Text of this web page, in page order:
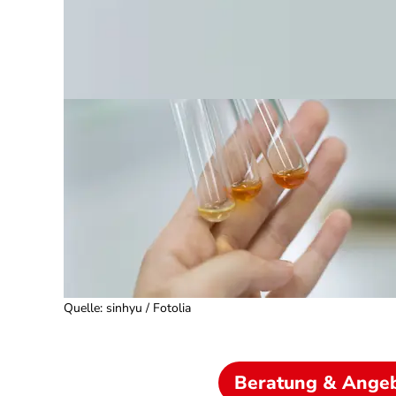
Quelle: sinhyu / Fotolia
Beratung &